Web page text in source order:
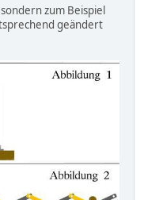
zum Beispiel
geändert